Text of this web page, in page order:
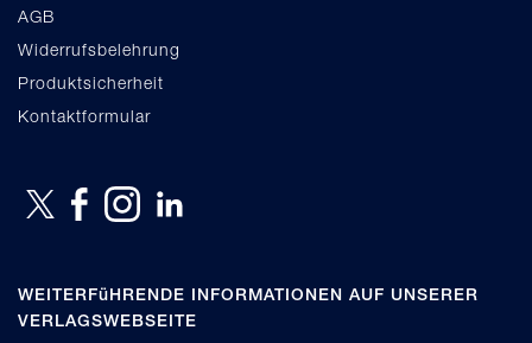
AGB
Widerrufsbelehrung
Produktsicherheit
Kontaktformular
WEITERFüHRENDE INFORMATIONEN AUF UNSERER
VERLAGSWEBSEITE